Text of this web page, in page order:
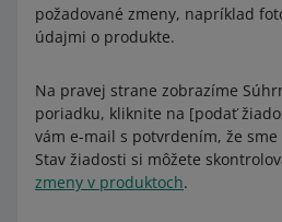
požadované zmeny, napríklad
údajmi o produkte.
Na pravej strane zobrazíme
poriadku, kliknite na [podať
vám e-mail s potvrdením, že
Stav žiadosti si môžete
zmeny v produktoch.